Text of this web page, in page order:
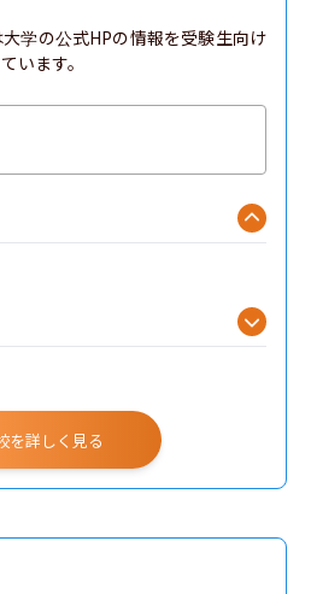
中学校教育コース 英語領域
学の公式HPの情報を受験生向け
います。
を詳しく見る